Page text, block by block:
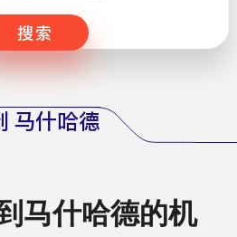
搜索
马什哈德
马什哈德的机